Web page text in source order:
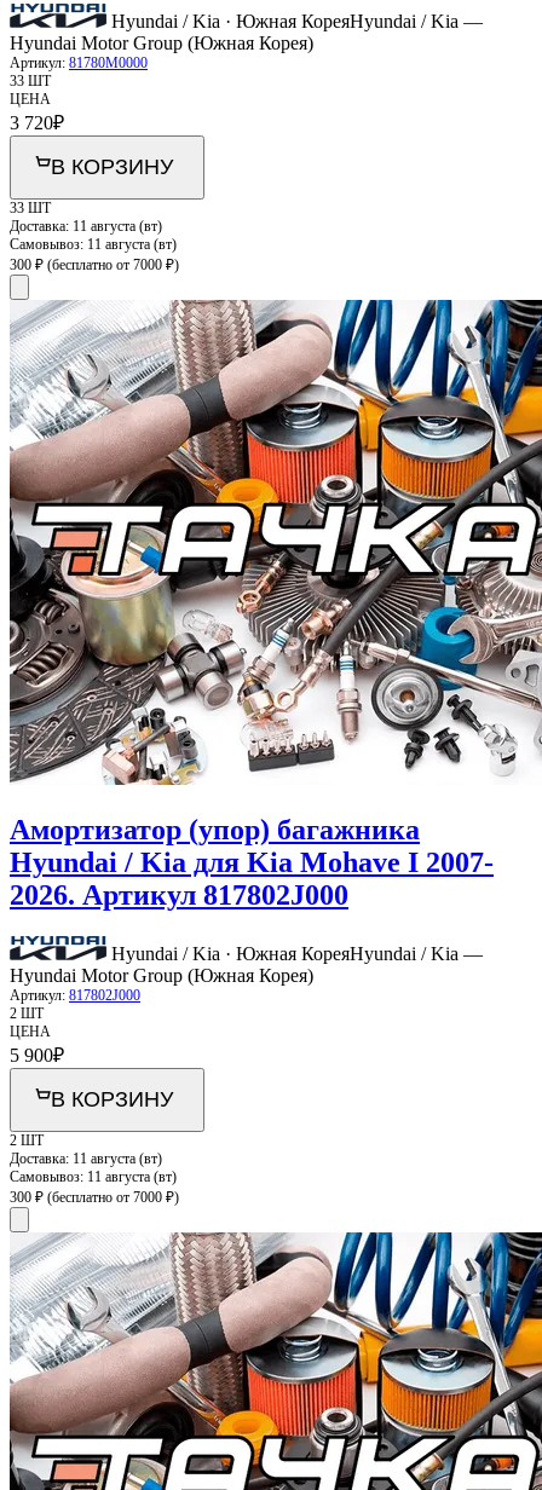
Hyundai / Kia · Южная КореяHyundai / Kia —
Hyundai Motor Group (Южная Корея)
Артикул: 81780M0000
33 ШТ
ЦЕНА
3 720₽
В КОРЗИНУ
33 ШТ
Доставка: 11 августа (вт)
Самовывоз: 11 августа (вт)
300 ₽ (бесплатно от 7000 ₽)
Амортизатор (упор) багажника
Hyundai / Kia для Kia Mohave I 2007-
2026. Артикул 817802J000
Hyundai / Kia · Южная КореяHyundai / Kia —
Hyundai Motor Group (Южная Корея)
Артикул: 817802J000
2 ШТ
ЦЕНА
5 900₽
В КОРЗИНУ
2 ШТ
Доставка: 11 августа (вт)
Самовывоз: 11 августа (вт)
300 ₽ (бесплатно от 7000 ₽)